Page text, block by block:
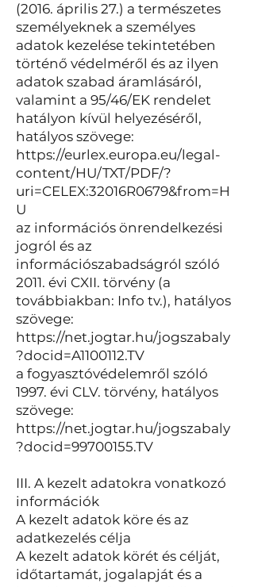
(2016. április 27.) a természetes
személyeknek a személyes
adatok kezelése tekintetében
történő védelméről és az ilyen
adatok szabad áramlásáról,
valamint a 95/46/EK rendelet
hatályon kívül helyezéséről,
hatályos szövege:
https://eurlex.europa.eu/legal-
content/HU/TXT/PDF/?
uri=CELEX:32016R0679&from=H
U
az információs önrendelkezési
jogról és az
információszabadságról szóló
2011. évi CXII. törvény (a
továbbiakban: Info tv.), hatályos
szövege:
https://net.jogtar.hu/jogszabaly
?docid=A1100112.TV
a fogyasztóvédelemről szóló
1997. évi CLV. törvény, hatályos
szövege:
https://net.jogtar.hu/jogszabaly
?docid=99700155.TV
III. A kezelt adatokra vonatkozó
információk
A kezelt adatok köre és az
adatkezelés célja
A kezelt adatok körét és célját,
időtartamát, jogalapját és a